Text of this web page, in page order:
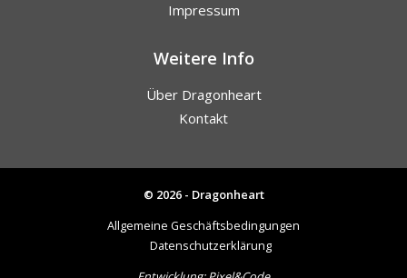
Impressum
Weitere Info
Über Dragonheart
Kontakt
© 2026 - Dragonheart
Allgemeine Geschäftsbedingungen
Datenschutzerklärung